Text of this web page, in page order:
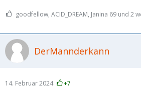
goodfellow, ACID_DREAM, Janina 69 und 2
DerMannderkann
14. Februar 2024 +7